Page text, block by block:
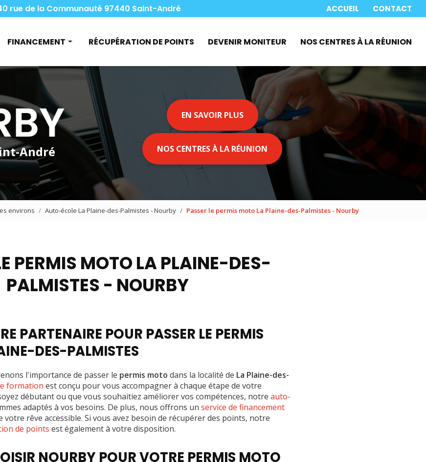
rue de la Communauté 97440 Saint-AndréNavigation secondaire ACCUEIL CONTACT
FINANCEMENT
Aide financière
Pôle emploi et le permis B
Le compte CPF
Les apprentis et le permis B
Le permis à 1€
RÉCUPÉRATION DE POINTS DEVENIR MONITEUR NOS CENTRES À LA RÉUNION
André
EN SAVOIR PLUS
NOS CENTRES À LA RÉUNION
environs Auto-école La Plaine-des-Palmistes - Nourby Passer le permis moto La Plaine-des-Palmistes - Nourby
PERMIS MOTO LA PLAINE-DES-
PALMISTES - NOURBY
PARTENAIRE POUR PASSER LE PERMIS
DES-PALMISTES
l'importance de passer le permis moto dans la localité de La Plaine-des-
formation est conçu pour vous accompagner à chaque étape de votre
débutant ou que vous souhaitiez améliorer vos compétences, notre auto-
adaptés à vos besoins. De plus, nous offrons un service de financement
votre rêve accessible. Si vous avez besoin de récupérer des points, notre
de points est également à votre disposition.
NOURBY POUR VOTRE PERMIS MOTO